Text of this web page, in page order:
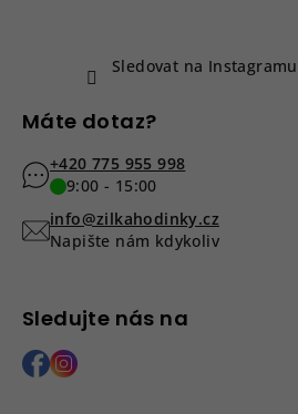
Sledovat na Instagramu
Máte dotaz?
+420 775 955 998
9:00 - 15:00
info@zilkahodinky.cz
Napište nám kdykoliv
Sledujte nás na